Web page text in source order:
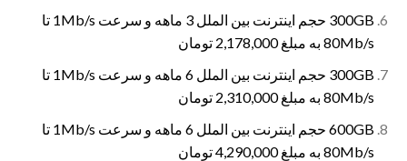
300GB حجم اینترنت بین الملل 3 ماهه و سرعت 1Mb/s تا
80Mb/s به مبلغ 2,178,000 تومان
300GB حجم اینترنت بین الملل 6 ماهه و سرعت 1Mb/s تا
80Mb/s به مبلغ 2,310,000 تومان
600GB حجم اینترنت بین الملل 6 ماهه و سرعت 1Mb/s تا
80Mb/s به مبلغ 4,290,000 تومان